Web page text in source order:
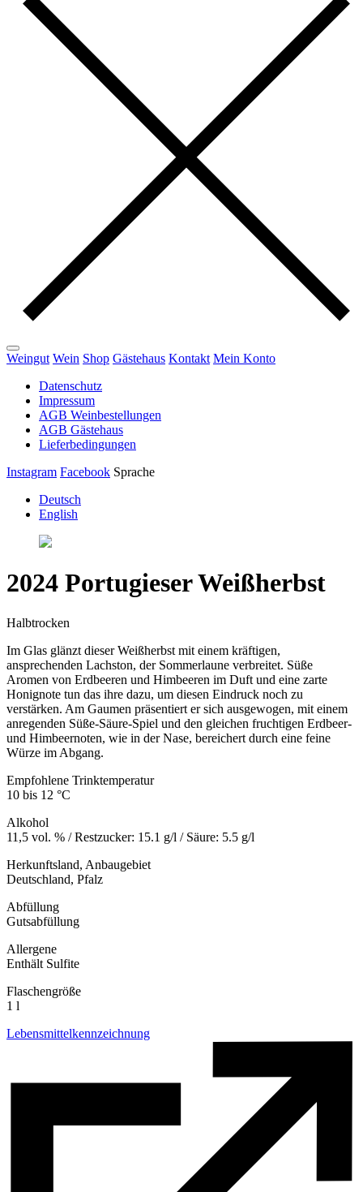
Weingut Wein Shop Gästehaus Kontakt Mein Konto
Datenschutz
Impressum
AGB Weinbestellungen
AGB Gästehaus
Lieferbedingungen
Instagram Facebook Sprache
Deutsch
English
2024 Portugieser Weißherbst
Halbtrocken
Im Glas glänzt dieser Weißherbst mit einem kräftigen,
ansprechenden Lachston, der Sommerlaune verbreitet. Süße
Aromen von Erdbeeren und Himbeeren im Duft und eine zarte
Honignote tun das ihre dazu, um diesen Eindruck noch zu
verstärken. Am Gaumen präsentiert er sich ausgewogen, mit einem
anregenden Süße-Säure-Spiel und den gleichen fruchtigen Erdbeer-
und Himbeernoten, wie in der Nase, bereichert durch eine feine
Würze im Abgang.
Empfohlene Trinktemperatur
10 bis 12 °C
Alkohol
11,5 vol. % / Restzucker: 15.1 g/l / Säure: 5.5 g/l
Herkunftsland, Anbaugebiet
Deutschland, Pfalz
Abfüllung
Gutsabfüllung
Allergene
Enthält Sulfite
Flaschengröße
1 l
Lebensmittelkennzeichnung